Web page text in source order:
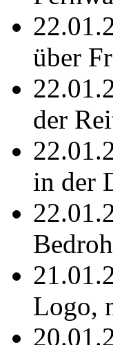
über
der
in der
Logo,